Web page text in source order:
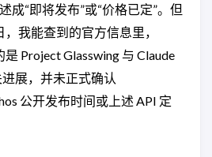
成“即将发布”或“价格已定”。但
，我能查到的官方信息里，
Project Glasswing 与 Claude
展，并未正式确认
公开发布时间或上述 API 定